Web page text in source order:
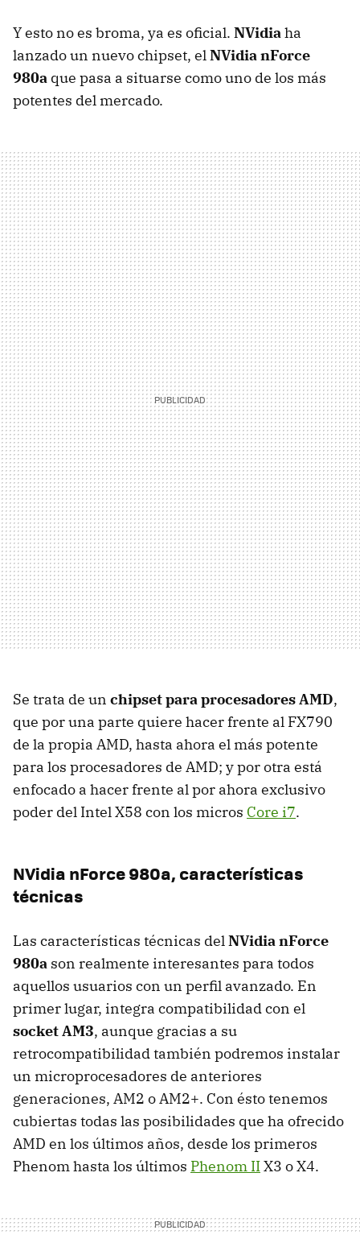
Y esto no es broma, ya es oficial. NVidiaha
lanzado un nuevo chipset, elNVidia nForce
980a que pasa a situarse como uno de los más
potentes del mercado.
Se trata de un chipset para procesadores AMD,
que por una parte quiere hacer frente al FX790
de la propia AMD, hasta ahora el más potente
para los procesadores de AMD; y por otra está
enfocado a hacer frente al por ahora exclusivo
poder del Intel X58 con los micros Core i7.
NVidia nForce 980a, características
técnicas
Las características técnicas delNVidia nForce
980a son realmente interesantes para todos
aquellos usuarios con un perfil avanzado. En
primer lugar, integra compatibilidad con el
socket AM3, aunque gracias a su
retrocompatibilidad también podremos instalar
un microprocesadores de anteriores
generaciones, AM2 o AM2+. Con ésto tenemos
cubiertas todas las posibilidades que ha ofrecido
AMD en los últimos años, desde los primeros
Phenom hasta los últimos Phenom IIX3 o X4.